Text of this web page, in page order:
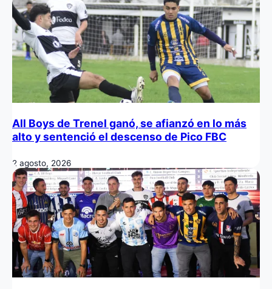
All Boys de Trenel ganó, se afianzó en lo más
alto y sentenció el descenso de Pico FBC
2 agosto, 2026